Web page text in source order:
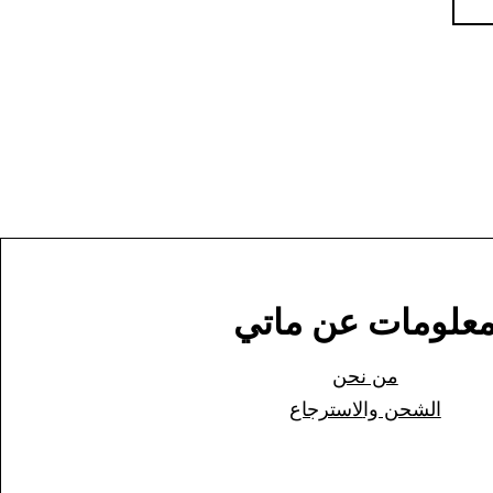
عن ماتي
من نحن
الشحن والاسترجاع